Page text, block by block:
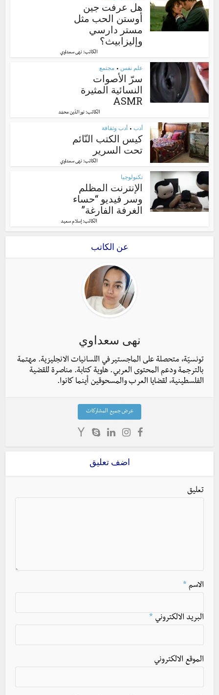
هل عرفت جين
أوستن الحب مثل
مستر دارسي
وإليزابيث؟
الكاتب: نهى سعداوي
علم نفس • مجتمع
سرّ الأصوات
النسائية المثيرة
ASMR
الكاتب:نور الدّين محمّد
أدب • أدب وثقافة
كيس الكتب النّائم
تحت السرير
الكاتب: نهى سعداوي
تكنولوجيا
الإنترنت المظلم
وسر فيديو “حساء
الغرفة الفارغة”
الكاتب: إسلام سعيد
عن الكاتب
نهى سعداوي
تونسيّة، متحصلة على الماجستير في اللسانيات الانجليزية. مهتمة
بالترجمة ودعم المحتوى العربي. هاوية كتابة. مناصرة للقضية
الفلسطينية، لقضايا العرب والمسحوقين أينما كانوا.
عرض جميع المشاركات
اضف تعليق
تعليق
الاسم *
البريد الالكتروني *
الموقع الالكتروني